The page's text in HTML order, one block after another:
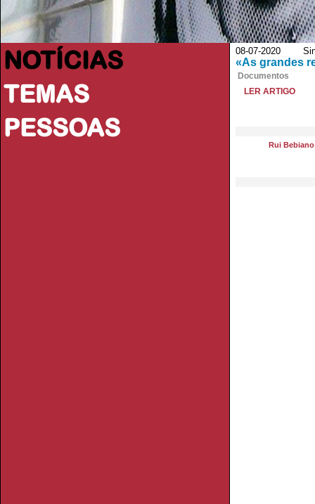
NOTÍCIAS
TEMAS
PESSOAS
08-07-2020
«As grandes
Documentos
LER ARTIGO
Rui Bebiano